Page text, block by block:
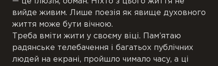
вийде живим. Лише поезія як явище духовного
життя може бути вічною.
Треба вміти жити у своєму віці. Пам’ятаю
радянське телебачення і багатьох публічних
людей на екрані, пройшло чимало часу, а ці